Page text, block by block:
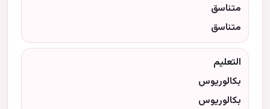
متناسق
متناسق
التعليم
بكالوريوس
بكالوريوس